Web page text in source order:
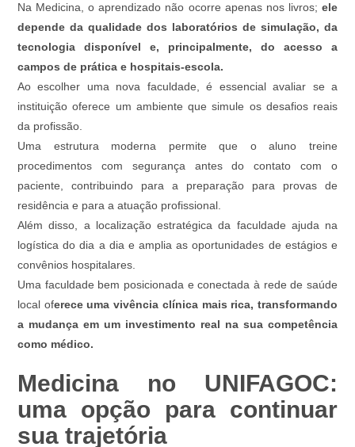
Na Medicina, o aprendizado não ocorre apenas nos livros; ele
depende da qualidade dos laboratórios de simulação, da
tecnologia disponível e, principalmente, do acesso a
campos de prática e hospitais-escola.
Ao escolher uma nova faculdade, é essencial avaliar se a
instituição oferece um ambiente que simule os desafios reais
da profissão.
Uma estrutura moderna permite que o aluno treine
procedimentos com segurança antes do contato com o
paciente, contribuindo para a preparação para provas de
residência e para a atuação profissional.
Além disso, a localização estratégica da faculdade ajuda na
logística do dia a dia e amplia as oportunidades de estágios e
convênios hospitalares.
Uma faculdade bem posicionada e conectada à rede de saúde
local oferece uma vivência clínica mais rica, transformando
a mudança em um investimento real na sua competência
como médico.
Medicina no UNIFAGOC:
uma opção para continuar
sua trajetória